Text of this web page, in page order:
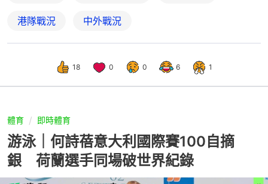
港隊戰況 中外戰況
18 0 0 6 1
體育 即時體育
游泳｜何詩蓓意大利國際賽100自摘
銀 荷蘭選手同場破世界紀錄